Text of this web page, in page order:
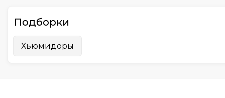
Подборки
Хьюмидоры